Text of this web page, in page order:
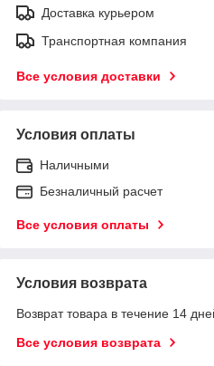
Доставка курьером
Транспортная компания
Все условия доставки
Условия оплаты
Наличными
Безналичный расчет
Все условия оплаты
Условия возврата
Возврат товара в течение 14
Все условия возврата